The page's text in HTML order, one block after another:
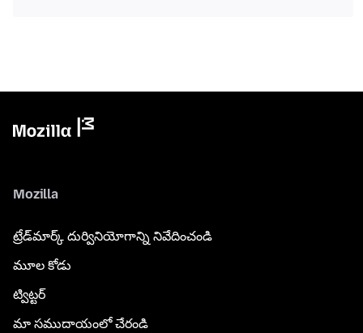
Mozilla
ట్రేడ్‌మార్క్ దుర్వినియోగాన్ని నివేదించండి
మూల కోడు
ట్విట్టర్
మా సముదాయంలో చేరండి